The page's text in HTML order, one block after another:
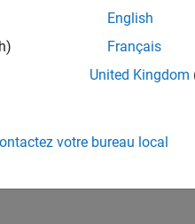
English
Français
United Kingdom
votre bureau local